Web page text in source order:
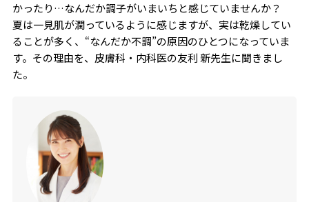
かったり…なんだか調子がいまいちと感じていませんか？
夏は一見肌が潤っているように感じますが、実は乾燥してい
ることが多く、“なんだか不調”の原因のひとつになっていま
す。その理由を、皮膚科・内科医の友利 新先生に聞きまし
た。